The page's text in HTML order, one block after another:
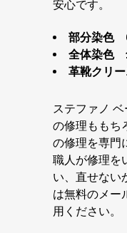
安心です。
部分染色
全体染色
革靴クリ
ステファノ
の修理ももち
の修理を専門
職人が修理を
い、直せない
は無料のメー
用ください。